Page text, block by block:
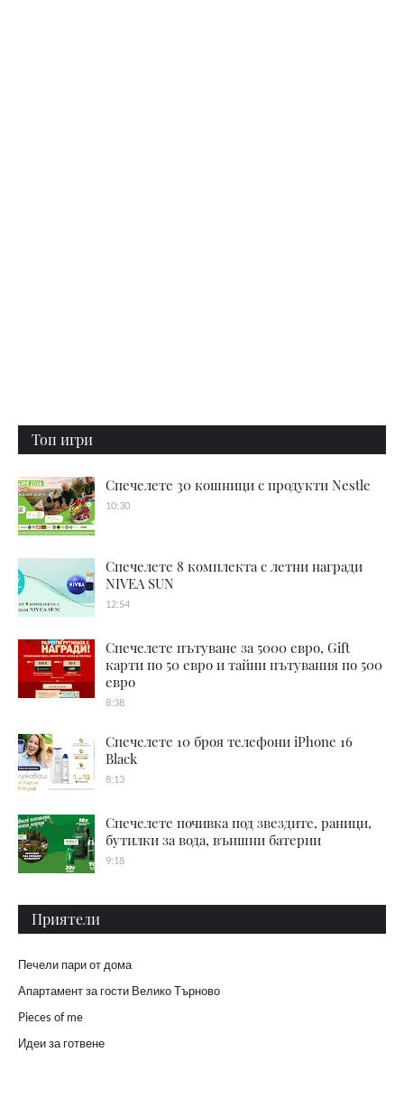
Топ игри
Спечелете 30 кошници с продукти Nestle
10:30
Спечелете 8 комплекта с летни награди
NIVEA SUN
12:54
Спечелете пътуване за 5000 евро, Gift
карти по 50 евро и тайни пътувания по 500
евро
8:38
Спечелете 10 броя телефони iPhone 16
Black
8:13
Спечелете почивка под звездите, раници,
бутилки за вода, външни батерии
9:18
Приятели
Печели пари от дома
Апартамент за гости Велико Търново
Pieces of me
Идеи за готвене